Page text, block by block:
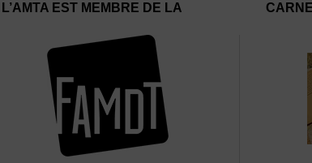
L’AMTA EST MEMBRE DE LA